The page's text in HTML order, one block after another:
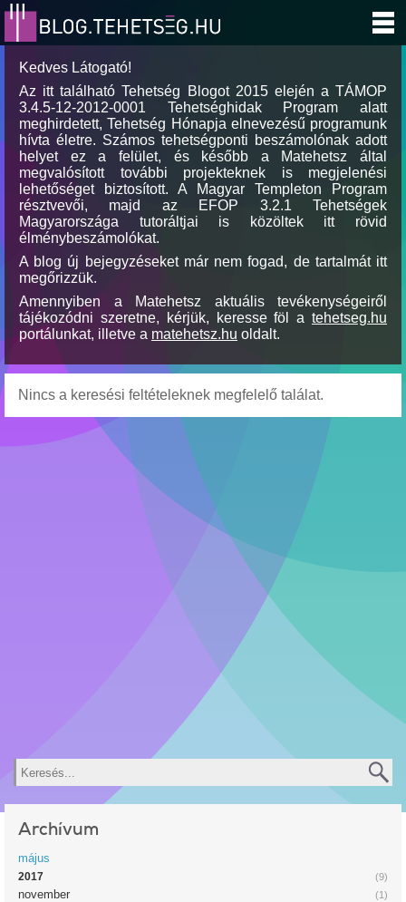
Kedves Látogató!
Az itt található Tehetség Blogot 2015 elején a TÁMOP
3.4.5-12-2012-0001 Tehetséghidak Program alatt
meghirdetett, Tehetség Hónapja elnevezésű programunk
hívta életre. Számos tehetségponti beszámolónak adott
helyet ez a felület, és később a Matehetsz által
megvalósított további projekteknek is megjelenési
lehetőséget biztosított. A Magyar Templeton Program
résztvevői, majd az EFOP 3.2.1 Tehetségek
Magyarországa tutoráltjai is közöltek itt rövid
élménybeszámolókat.
A blog új bejegyzéseket már nem fogad, de tartalmát itt
megőrizzük.
Amennyiben a Matehetsz aktuális tevékenységeiről
tájékozódni szeretne, kérjük, keresse föl a tehetseg.hu
portálunkat, illetve a matehetsz.hu oldalt.
Nincs a keresési feltételeknek megfelelő találat.
Keresés
Archívum
május
(9)
2017
(1)
november